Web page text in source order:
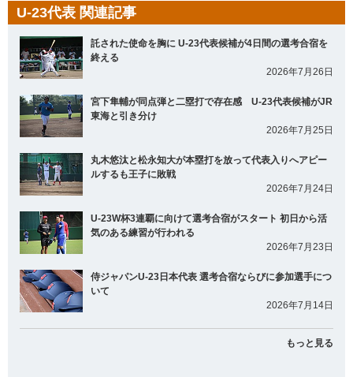
U-23代表 関連記事
託された使命を胸に U-23代表候補が4日間の選考合宿を
終える
2026年7月26日
宮下隼輔が同点弾と二塁打で存在感 U-23代表候補がJR
東海と引き分け
2026年7月25日
丸木悠汰と松永知大が本塁打を放って代表入りへアピー
ルするも王子に敗戦
2026年7月24日
U-23W杯3連覇に向けて選考合宿がスタート 初日から活
気のある練習が行われる
2026年7月23日
侍ジャパンU-23日本代表 選考合宿ならびに参加選手につ
いて
2026年7月14日
もっと見る